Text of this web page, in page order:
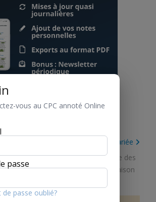
LE CPC ONLINE
et contestation de la filiation
Art. 27 Prétentions de la mère non mariée
générales/Titre 2. Compétence des
/Chapitre 2. Compétence à raison
vous au CPC annoté Online
passe
passe oublié?